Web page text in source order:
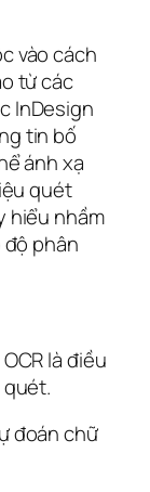
vào cách
từ các
InDesign
tin bố
ánh xạ
quét
hiểu nhầm
phân
là điều
quét.
đoán chữ